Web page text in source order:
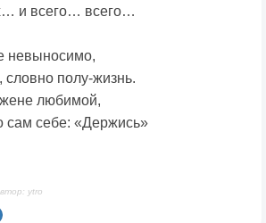
и всего… всего…
невыносимо,
словно полу-жизнь.
любимой,
сам себе: «Держись»
ytro